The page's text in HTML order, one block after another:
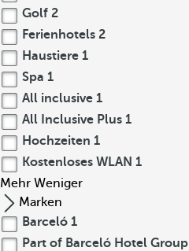
Golf 2
Ferienhotels 2
Haustiere 1
Spa 1
All inclusive 1
All Inclusive Plus 1
Hochzeiten 1
Kostenloses WLAN 1
Mehr Weniger
Marken
Barceló 1
Part of Barceló Hotel Group